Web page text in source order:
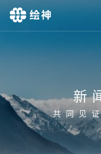
新
共同见